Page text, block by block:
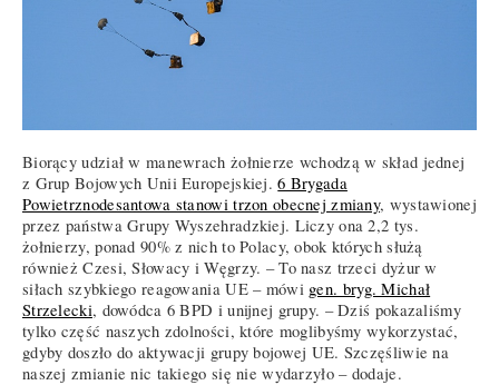
Biorący udział w manewrach żołnierze wchodzą w skład jednej
z Grup Bojowych Unii Europejskiej.6 Brygada
Powietrznodesantowa stanowi trzon obecnej zmiany, wystawionej
przez państwa Grupy Wyszehradzkiej. Liczy ona 2,2 tys.
żołnierzy, ponad 90% z nich to Polacy, obok których służą
również Czesi, Słowacy i Węgrzy. – To nasz trzeci dyżur w
siłach szybkiego reagowania UE – mówi gen. bryg. Michał
Strzelecki, dowódca 6 BPD i unijnej grupy. – Dziś pokazaliśmy
tylko część naszych zdolności, które moglibyśmy wykorzystać,
gdyby doszło do aktywacji grupy bojowej UE. Szczęśliwie na
naszej zmianie nic takiego się nie wydarzyło – dodaje.